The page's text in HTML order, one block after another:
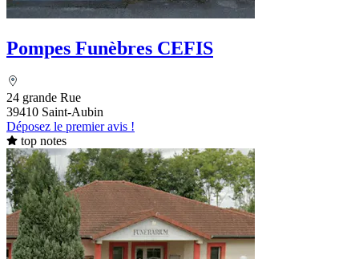
Pompes Funèbres CEFIS
24 grande Rue
39410 Saint-Aubin
Déposez le premier avis !
top notes